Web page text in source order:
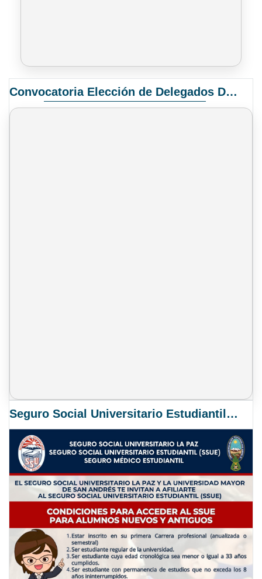
Convocatoria Elección de Delegados Docentes para el XIV Congreso Nacional de Universidades
Seguro Social Universitario Estudiantil SSUE